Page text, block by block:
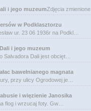
i jego muzeumZdjęcia zmienione.
w Podklasztorzu
ur. 23 06 1936r na Podkl…
i jego muzeum
Salvadora Dali jest obcięt…
bawełnianego magnata
przy ulicy Ogrodowej je…
i więzienie Janosika
flog i wrzucaj foty. Gw…